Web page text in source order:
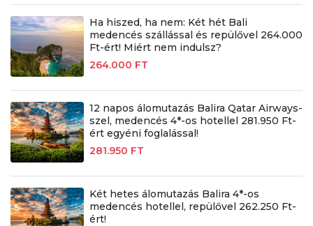
Ha hiszed, ha nem: Két hét Bali
medencés szállással és repülővel 264.000
Ft-ért! Miért nem indulsz?
264.000 FT
12 napos álomutazás Balira Qatar Airways-
szel, medencés 4*-os hotellel 281.950 Ft-
ért egyéni foglalással!
281.950 FT
Két hetes álomutazás Balira 4*-os
medencés hotellel, repülővel 262.250 Ft-
ért!